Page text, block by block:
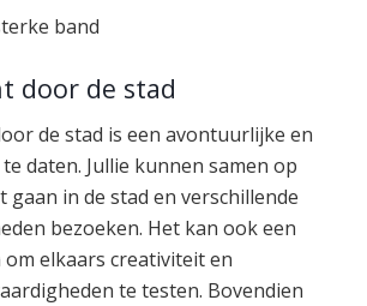
band
door de stad
de stad is een avontuurlijke en
daten. Jullie kunnen samen op
in de stad en verschillende
bezoeken. Het kan ook een
elkaars creativiteit en
te testen. Bovendien